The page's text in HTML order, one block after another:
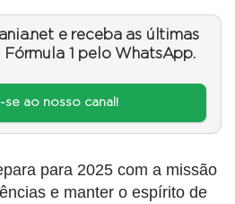
e receba as últimas
1 pelo WhatsApp.
se ao nosso canal!
para 2025 com a missão
e manter o espírito de